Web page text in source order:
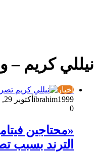
نيللي كريم –
أخبار
ibrahim1999 أكتوبر 29, 2025
0
«محتاجين
الترند بسبب